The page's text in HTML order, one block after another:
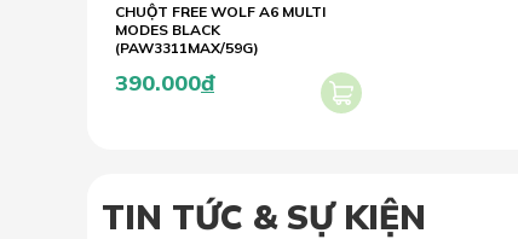
CHUỘT FREE WOLF A6 MULTI
MODES BLACK
(PAW3311MAX/59G)
390.000đ
TIN TỨC & SỰ KIỆN